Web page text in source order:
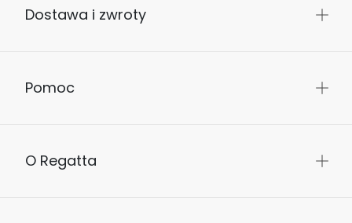
Dostawa i zwroty
Pomoc
O Regatta